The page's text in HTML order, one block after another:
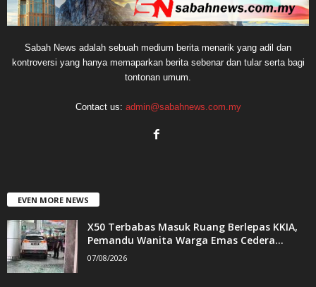
Sabah News adalah sebuah medium berita menarik yang adil dan
kontroversi yang hanya memaparkan berita sebenar dan tular serta bagi
tontonan umum.
Contact us: admin@sabahnews.com.my
EVEN MORE NEWS
X50 Terbabas Masuk Ruang Berlepas KKIA,
Pemandu Wanita Warga Emas Cedera...
07/08/2026